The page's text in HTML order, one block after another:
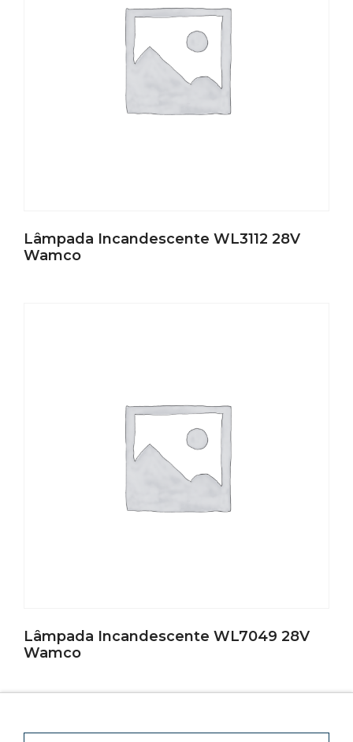
Lâmpada Incandescente WL3112 28V
Wamco
Lâmpada Incandescente WL7049 28V
Wamco